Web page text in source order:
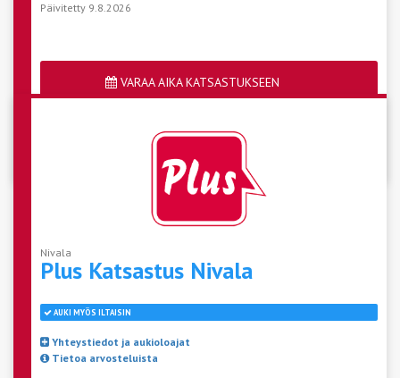
Päivitetty 9.8.2026
VARAA AIKA KATSASTUKSEEN
Nivala
Plus Katsastus Nivala
AUKI MYÖS ILTAISIN
Yhteystiedot ja aukioloajat
Tietoa arvosteluista